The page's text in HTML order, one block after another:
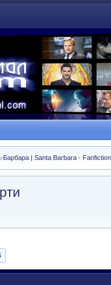
| Santa Barbara -